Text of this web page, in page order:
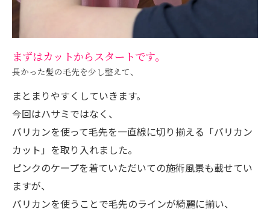
まずはカットからスタートです。
長かった髪の毛先を少し整えて、
まとまりやすくしていきます。
今回はハサミではなく、
バリカンを使って毛先を一直線に切り揃える「バリカン
カット」を取り入れました。
ピンクのケープを着ていただいての施術風景も載せてい
ますが、
バリカンを使うことで毛先のラインが綺麗に揃い、